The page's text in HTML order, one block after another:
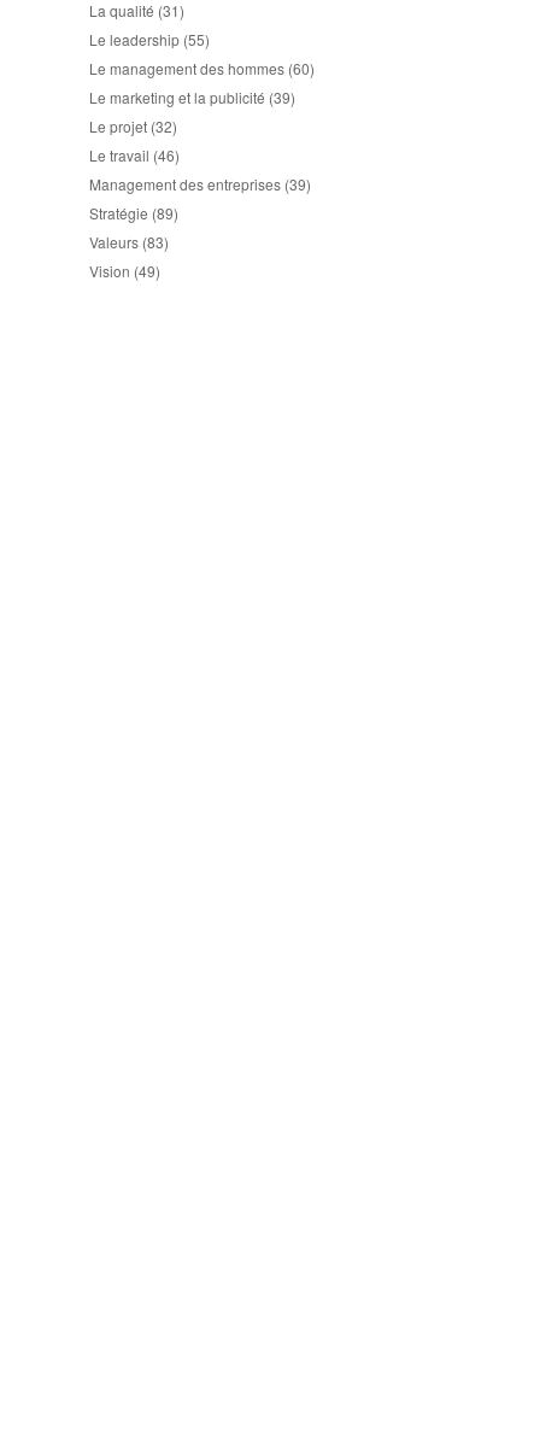
La qualité (31)
Le leadership (55)
Le management des hommes (60)
Le marketing et la publicité (39)
Le projet (32)
Le travail (46)
Management des entreprises (39)
Stratégie (89)
Valeurs (83)
Vision (49)